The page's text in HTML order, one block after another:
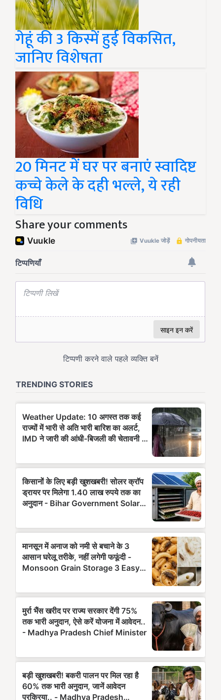
गेहूं की 3 किस्में हुई विकसित,
जानिए विशेषता
20 मिनट में घर पर बनाएं स्वादिष्ट
कच्चे केले के दही भल्ले, ये रही
विधि
Share your comments